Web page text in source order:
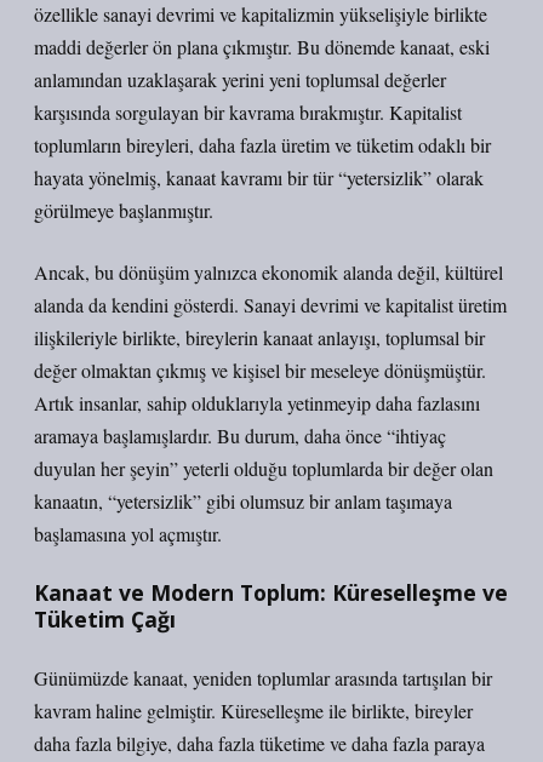
özellikle sanayi devrimi ve kapitalizmin yükselişiyle birlikte
maddi değerler ön plana çıkmıştır. Bu dönemde kanaat, eski
anlamından uzaklaşarak yerini yeni toplumsal değerler
karşısında sorgulayan bir kavrama bırakmıştır. Kapitalist
toplumların bireyleri, daha fazla üretim ve tüketim odaklı bir
hayata yönelmiş, kanaat kavramı bir tür “yetersizlik” olarak
görülmeye başlanmıştır.
Ancak, bu dönüşüm yalnızca ekonomik alanda değil, kültürel
alanda da kendini gösterdi. Sanayi devrimi ve kapitalist üretim
ilişkileriyle birlikte, bireylerin kanaat anlayışı, toplumsal bir
değer olmaktan çıkmış ve kişisel bir meseleye dönüşmüştür.
Artık insanlar, sahip olduklarıyla yetinmeyip daha fazlasını
aramaya başlamışlardır. Bu durum, daha önce “ihtiyaç
duyulan her şeyin” yeterli olduğu toplumlarda bir değer olan
kanaatın, “yetersizlik” gibi olumsuz bir anlam taşımaya
başlamasına yol açmıştır.
Kanaat ve Modern Toplum: Küreselleşme ve
Tüketim Çağı
Günümüzde kanaat, yeniden toplumlar arasında tartışılan bir
kavram haline gelmiştir. Küreselleşme ile birlikte, bireyler
daha fazla bilgiye, daha fazla tüketime ve daha fazla paraya